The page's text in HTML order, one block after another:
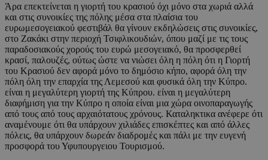
Άρα επεκτείνεται η γιορτή του κρασιού όχι μόνο στα χωριά αλλά
και στις συνοικίες της πόλης μέσα στα πλαίσια του
ευρωμεσογειακού φεστιβάλ θα γίνουν εκδηλώσεις στις συνοικίες,
στο Ζακάκι στην περιοχή Τσιφλικουδιών, όπου μαζί με τις τους
παραδοσιακούς χορούς του ευρώ μεσογειακό, θα προσφερθεί
κρασί, παλουζές, ούτως ώστε να νιώσει όλη η πόλη ότι η Γιορτή
του Κρασιού δεν αφορά μόνο το δημόσιο κήπο, αφορά όλη την
πόλη όλη την επαρχία της Λεμεσού και φυσικά όλη την Κύπρο.
είναι η μεγαλύτερη γιορτή της Κύπρου. είναι η μεγαλύτερη
διαφήμιση για την Κύπρο η οποία είναι μια χώρα οινοπαραγωγής
από τους από τους αρχαιότατους χρόνους. Καταληκτικα ανέφερε ότι
αναμένουμε ότι θα υπάρχουν χιλιάδες επισκέπτες και από άλλες
πόλεις, θα υπάρχουν δωρεάν διαδρομές και πάλι με την ευγενή
προσφορά του Υφυπουργειου Τουρισμού.